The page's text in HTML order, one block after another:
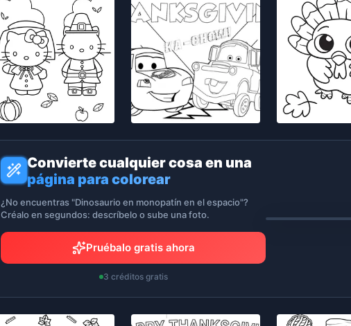
Convierte cualquier cosa en una
página para colorear
¿No encuentras "Dinosaurio en monopatín en el espacio"?
Créalo en segundos: descríbelo o sube una foto.
Pruébalo gratis ahora
3 créditos gratis